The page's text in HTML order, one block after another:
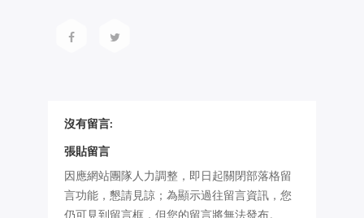
沒有留言:
張貼留言
因應網站團隊人力調整，即日起關閉部落格留
言功能，懇請見諒；為顯示過往留言資訊，您
仍可見到留言框，但您的留言將無法發布。